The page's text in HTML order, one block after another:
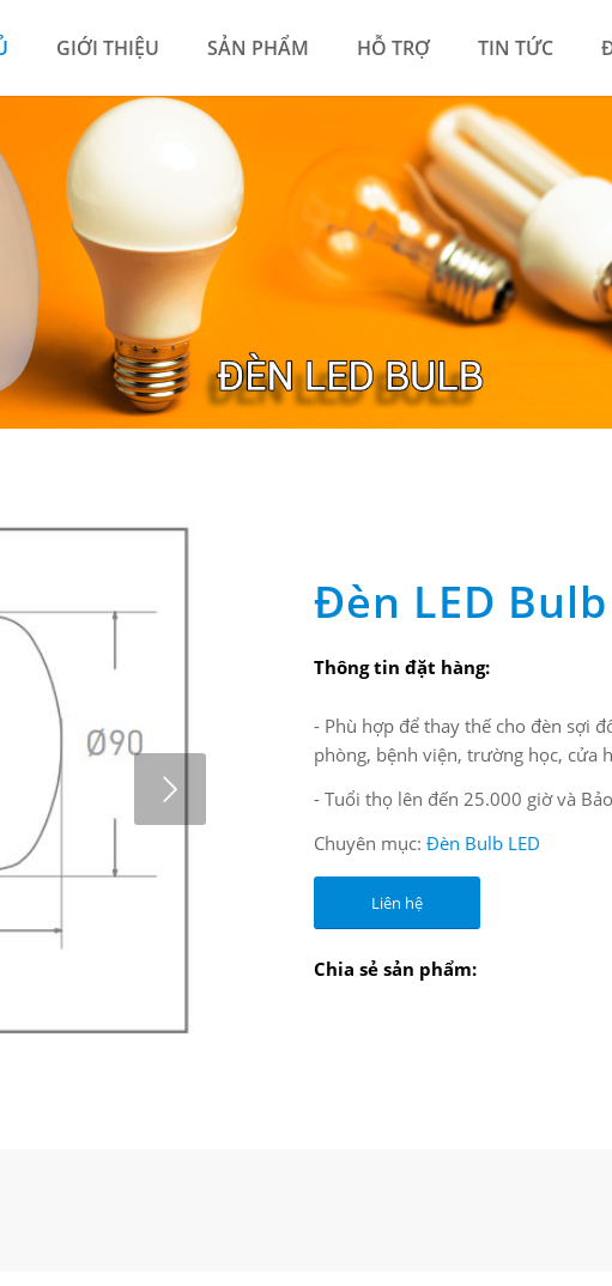
GIỚI THIỆU SẢN PHẨM HỖ TRỢ TIN TỨC
Đèn LED
Thông tin đặt hàng:
- Phù hợp để thay thế cho đèn sợi
phòng, bệnh viện, trường học, cửa
- Tuổi thọ lên đến 25.000 giờ và
Chuyên mục: Đèn Bulb LED
Liên hệ
Chia sẻ sản phẩm: